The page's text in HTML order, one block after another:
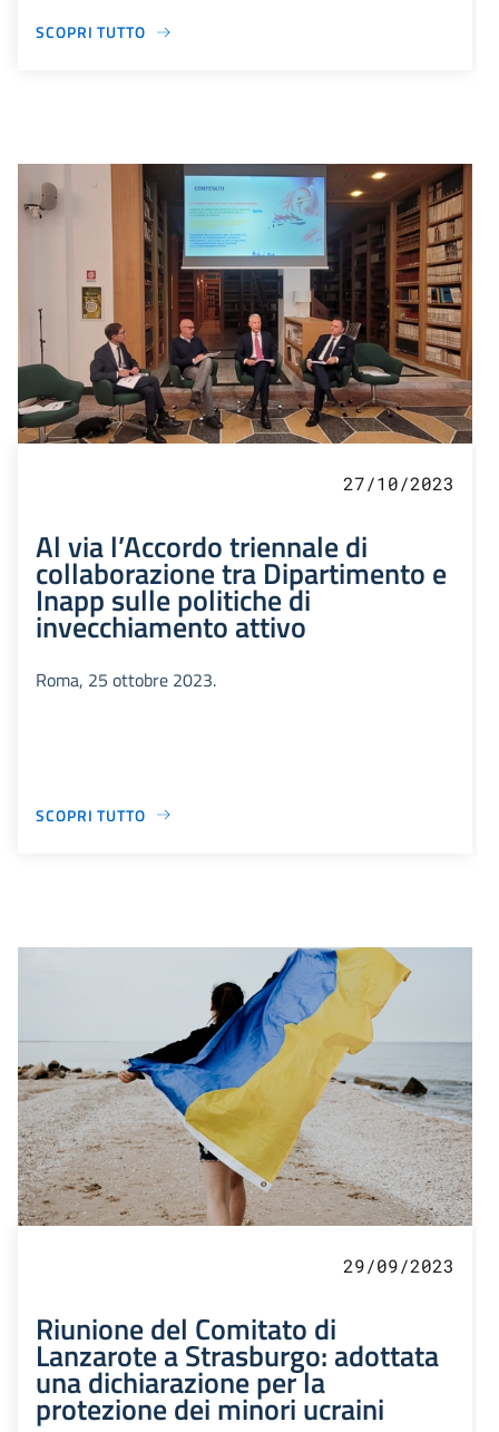
SCOPRI TUTTO
27/10/2023
Al via l’Accordo triennale di
collaborazione tra Dipartimento e
Inapp sulle politiche di
invecchiamento attivo
Roma, 25 ottobre 2023.
SCOPRI TUTTO
29/09/2023
Riunione del Comitato di
Lanzarote a Strasburgo: adottata
una dichiarazione per la
protezione dei minori ucraini